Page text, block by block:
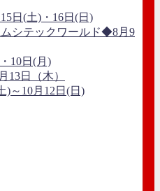
日(土)・16日(日)
シテックワールド◆8月9
10日(月)
13日（木）
)～10月12日(日)